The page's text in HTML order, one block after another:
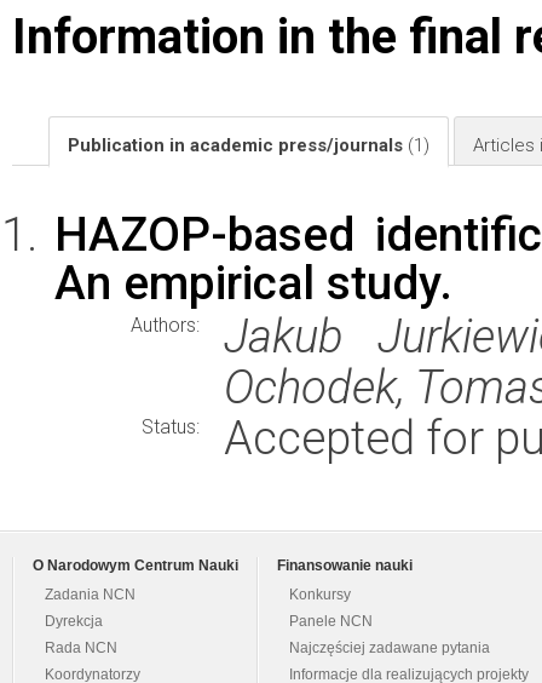
Information in the final
Publication in academic press/journals (1) Articles
HAZOP-based
An empirical study.
Authors:
Jakub
Ochodek,
Status: Accepted for
O Narodowym Centrum Nauki
Zadania NCN
Dyrekcja
Rada NCN
Koordynatorzy
Finansowanie nauki
Konkursy
Panele NCN
Najczęściej zadawane pytania
Informacje dla realizujących projekty